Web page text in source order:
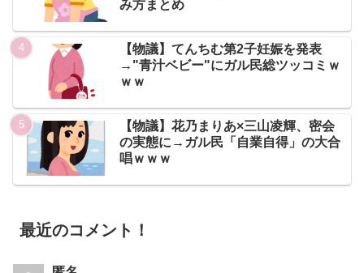
み方まとめ
【物議】てんちむ第2子妊娠を発表
→"青汁ベビー"にガル民総ツッコミｗ
ｗｗ
【物議】花乃まりあ×三山凌輝、密会
の実態に→ガル民「自業自得」の大合
唱ｗｗｗ
最近のコメント！